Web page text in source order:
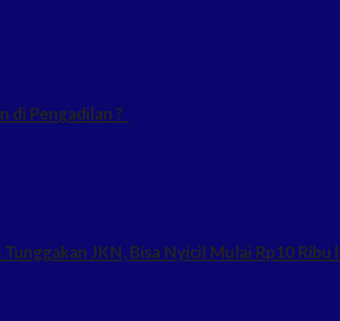
di Pengadilan ?
JKN, Bisa Nyicil Mulai Rp10